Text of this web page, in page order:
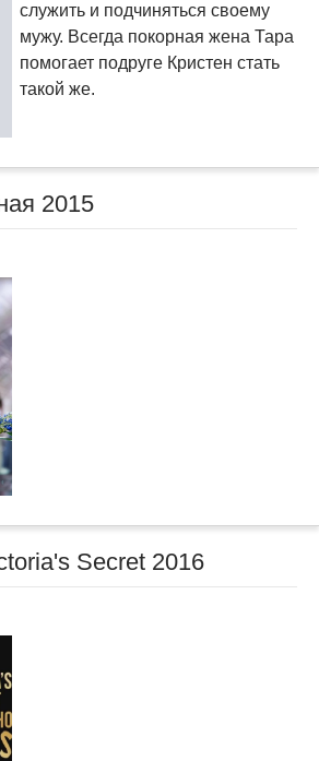
служить и подчиняться своему
мужу. Всегда покорная жена Тара
помогает подруге Кристен стать
такой же.
2015
Secret 2016